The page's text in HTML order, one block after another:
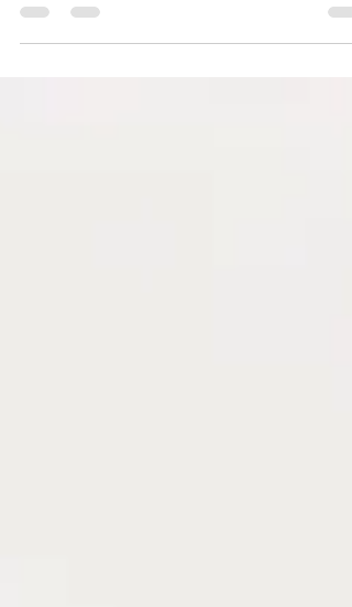
veroorzaakt, zelfs in onverwachte gebieden in